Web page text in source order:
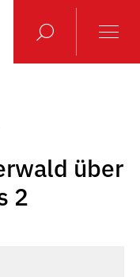
über
2